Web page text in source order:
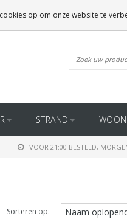
STRAND
VOOR 21:00 BESTELD,
Sorteren op:
op om onze website te